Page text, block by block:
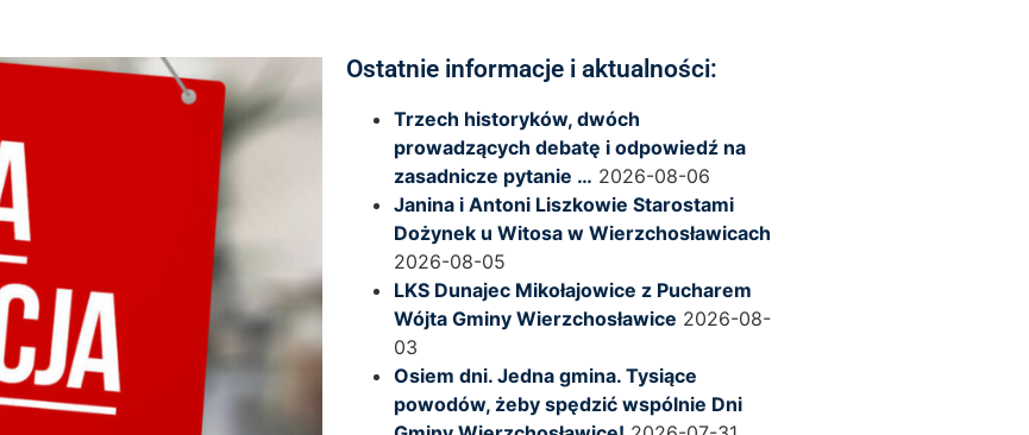
Ostatnie informacje i aktualności:
Trzech historyków, dwóch
prowadzących debatę i odpowiedź na
zasadnicze pytanie … 2026-08-06
Janina i Antoni Liszkowie Starostami
Dożynek u Witosa w Wierzchosławicach
2026-08-05
LKS Dunajec Mikołajowice z Pucharem
Wójta Gminy Wierzchosławice 2026-08-
03
Osiem dni. Jedna gmina. Tysiące
powodów, żeby spędzić wspólnie Dni